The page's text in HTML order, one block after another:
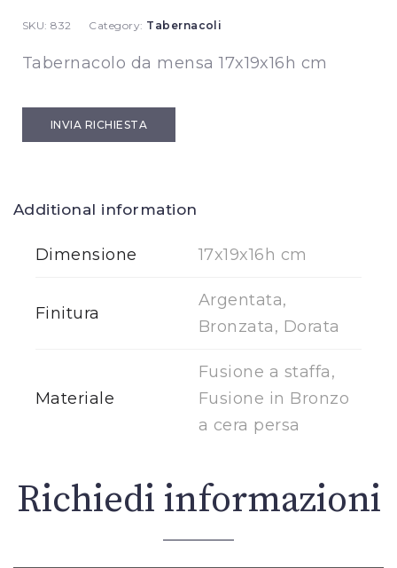
SKU:832 Category: Tabernacoli
Tabernacolo da mensa 17x19x16h cm
INVIA RICHIESTA
Additional information
Dimensione 17x19x16h cm
Finitura
Argentata,
Bronzata, Dorata
Materiale
Fusione a staffa,
Fusione in Bronzo
a cera persa
Richiedi informazioni